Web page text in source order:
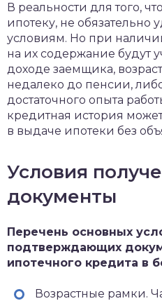
В реальности для того,
ипотеку, не обязательно
условиям. Но при
на их содержание будут
доходе заемщика,
недалеко до пенсии,
достаточного опыта
кредитная история
в выдаче ипотеки без
Условия
документы
Перечень основных
подтверждающих
ипотечного кредита в
Возрастные рамки.